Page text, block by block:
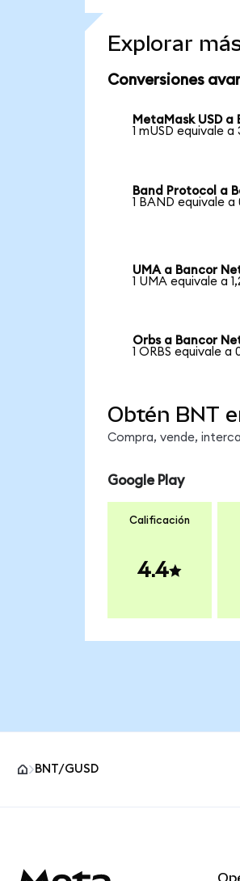
Explorar
Conversiones
MetaMask USD
1 mUSD equivale
Band Protocol a
1 BAND equivale a
UMA a Bancor
1 UMA equivale a
Orbs a Bancor
1 ORBS equivale a
Obtén BNT
Compra, vende,
Google Play
Calificación
4.4
BNT/GUSD